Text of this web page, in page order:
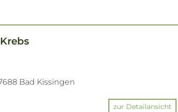
Bad Kissingen
zur Detailansicht